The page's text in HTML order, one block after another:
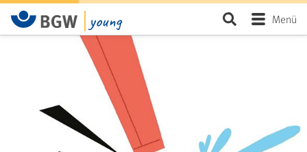
Zum Hauptinhalt springen SeiteMenü